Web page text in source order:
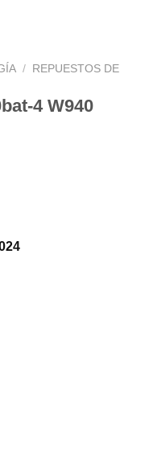
/
REPUESTOS DE
4 W940